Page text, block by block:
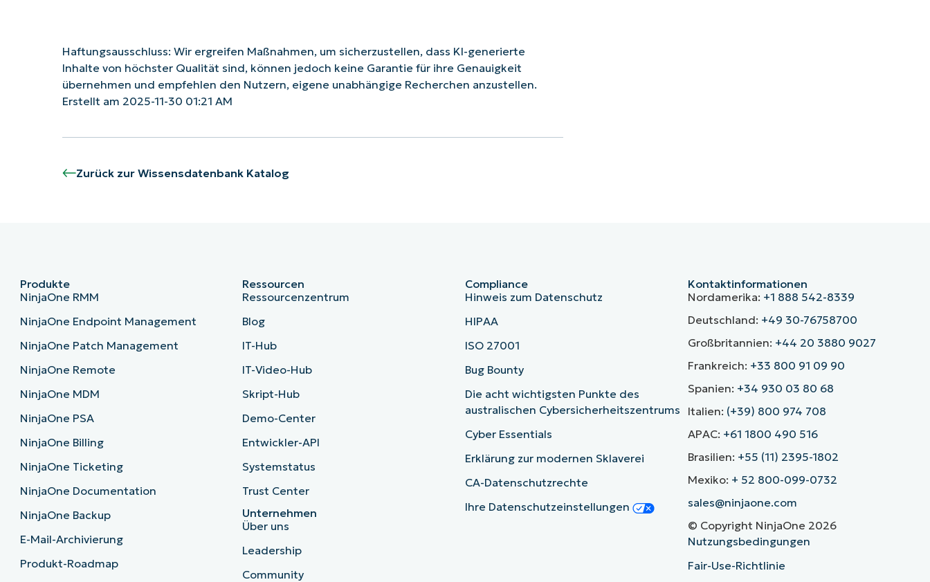
Haftungsausschluss: Wir ergreifen Maßnahmen, um sicherzustellen, dass KI-generierte
Inhalte von höchster Qualität sind, können jedoch keine Garantie für ihre Genauigkeit
übernehmen und empfehlen den Nutzern, eigene unabhängige Recherchen anzustellen.
Erstellt am 2025-11-30 01:21 AM
Zurück zur Wissensdatenbank Katalog
Produkte
NinjaOne RMM
NinjaOne Endpoint Management
NinjaOne Patch Management
NinjaOne Remote
NinjaOne MDM
NinjaOne PSA
NinjaOne Billing
NinjaOne Ticketing
NinjaOne Documentation
NinjaOne Backup
E-Mail-Archivierung
Produkt-Roadmap
Ressourcen
Ressourcenzentrum
Blog
IT-Hub
IT-Video-Hub
Skript-Hub
Demo-Center
Entwickler-API
Systemstatus
Trust Center
Unternehmen
Über uns
Leadership
Community
Compliance
Hinweis zum Datenschutz
HIPAA
ISO 27001
Bug Bounty
Die acht wichtigsten Punkte des
australischen Cybersicherheitszentrums
Cyber Essentials
Erklärung zur modernen Sklaverei
CA-Datenschutzrechte
Ihre Datenschutzeinstellungen
Kontaktinformationen
Nordamerika: +1 888 542-8339
Deutschland: +49 30-76758700
Großbritannien: +44 20 3880 9027
Frankreich: +33 800 91 09 90
Spanien: +34 930 03 80 68
Italien: (+39) 800 974 708
APAC: +61 1800 490 516
Brasilien: +55 (11) 2395-1802
Mexiko: + 52 800-099-0732
sales@ninjaone.com
© Copyright NinjaOne 2026
Nutzungsbedingungen
Fair-Use-Richtlinie